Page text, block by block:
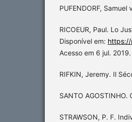
PUFENDORF,
RICOEUR, Paul. Lo
Disponível em: https://
Acesso em 6 jul. 2019.
RIFKIN, Jeremy. Il
SANTO
STRAWSON, P. F.